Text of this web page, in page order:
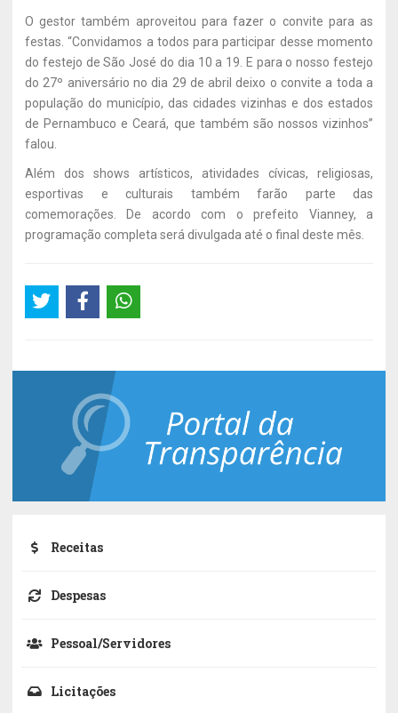
O gestor também aproveitou para fazer o convite para as
festas. “Convidamos a todos para participar desse momento
do festejo de São José do dia 10 a 19. E para o nosso festejo
do 27º aniversário no dia 29 de abril deixo o convite a toda a
população do município, das cidades vizinhas e dos estados
de Pernambuco e Ceará, que também são nossos vizinhos”
falou.
Além dos shows artísticos, atividades cívicas, religiosas,
esportivas e culturais também farão parte das
comemorações. De acordo com o prefeito Vianney, a
programação completa será divulgada até o final deste mês.
Receitas
Despesas
Pessoal/Servidores
Licitações